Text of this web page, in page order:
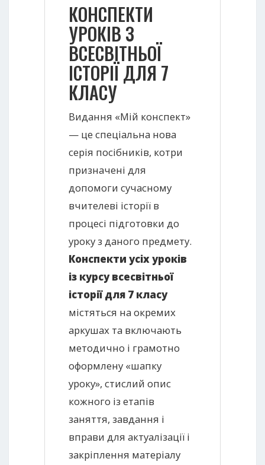
КОНСПЕКТИ
УРОКІВ З
ВСЕСВІТНЬОЇ
ІСТОРІЇ ДЛЯ 7
КЛАСУ
Видання «Мій конспект»
— це спеціальна нова
серія посібників, котри
призначені для
допомоги сучасному
вчителеві історії в
процесі підготовки до
уроку з даного предмету.
Конспекти усіх уроків
із курсу всесвітньої
історії для 7 класу
містяться на окремих
аркушах та включають
методично і грамотно
оформлену «шапку
уроку», стислий опис
кожного із етапів
заняття, завдання і
вправи для актуалізації і
закріплення матеріалу